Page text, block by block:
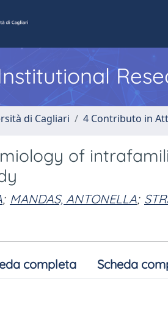
di Cagliari 4 Contributo in
of
; MANDAS, ANTONELLA;
completa Scheda